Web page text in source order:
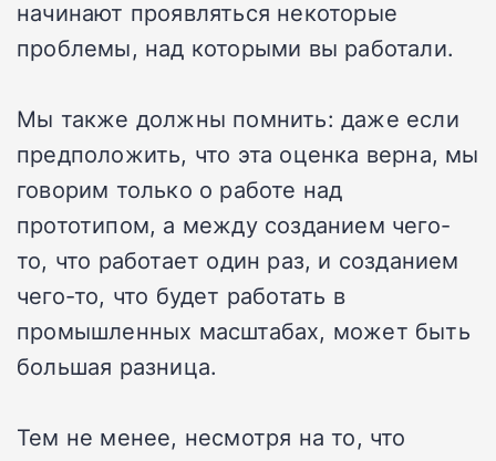
начинают проявляться некоторые
проблемы, над которыми вы работали.
Мы также должны помнить: даже если
предположить, что эта оценка верна, мы
говорим только о работе над
прототипом, а между созданием чего-
то, что работает один раз, и созданием
чего-то, что будет работать в
промышленных масштабах, может быть
большая разница.
Тем не менее, несмотря на то, что